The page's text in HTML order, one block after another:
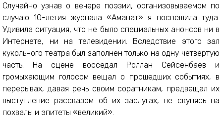
Случайно узнав о вечере поэзии, организовываемом по
случаю 10-летия журнала «Аманат» я поспешила туда.
Удивила ситуация, что не было специальных анонсов ни в
Интернете, ни на телевидении. Вследствие этого зал
кукольного театра был заполнен только на одну четвертую
часть. На сцене восседал Роллан Сейсенбаев и
громыхающим голосом вещал о прошедших событиях, в
перерывах, давая речь своим соратникам, предвещал их
выступление рассказом об их заслугах, не скупясь на
похвалы и эпитеты «великий».